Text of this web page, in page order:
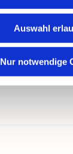
Auswahl
Nur notwendige